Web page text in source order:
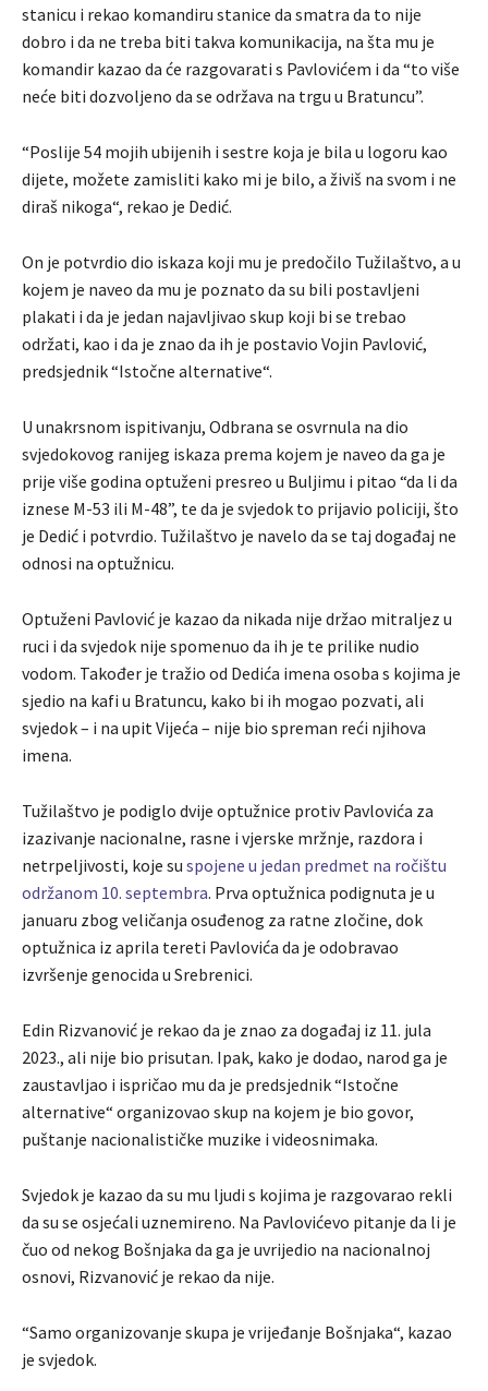
stanicu i rekao komandiru stanice da smatra da to nije
dobro i da ne treba biti takva komunikacija, na šta mu je
komandir kazao da će razgovarati s Pavlovićem i da “to više
neće biti dozvoljeno da se održava na trgu u Bratuncu”.
“Poslije 54 mojih ubijenih i sestre koja je bila u logoru kao
dijete, možete zamisliti kako mi je bilo, a živiš na svom i ne
diraš nikoga“, rekao je Dedić.
On je potvrdio dio iskaza koji mu je predočilo Tužilaštvo, a u
kojem je naveo da mu je poznato da su bili postavljeni
plakati i da je jedan najavljivao skup koji bi se trebao
održati, kao i da je znao da ih je postavio Vojin Pavlović,
predsjednik “Istočne alternative“.
U unakrsnom ispitivanju, Odbrana se osvrnula na dio
svjedokovog ranijeg iskaza prema kojem je naveo da ga je
prije više godina optuženi presreo u Buljimu i pitao “da li da
iznese M-53 ili M-48”, te da je svjedok to prijavio policiji, što
je Dedić i potvrdio. Tužilaštvo je navelo da se taj događaj ne
odnosi na optužnicu.
Optuženi Pavlović je kazao da nikada nije držao mitraljez u
ruci i da svjedok nije spomenuo da ih je te prilike nudio
vodom. Također je tražio od Dedića imena osoba s kojima je
sjedio na kafi u Bratuncu, kako bi ih mogao pozvati, ali
svjedok – i na upit Vijeća – nije bio spreman reći njihova
imena.
Tužilaštvo je podiglo dvije optužnice protiv Pavlovića za
izazivanje nacionalne, rasne i vjerske mržnje, razdora i
netrpeljivosti, koje su spojene u jedan predmet na ročištu
održanom 10. septembra. Prva optužnica podignuta je u
januaru zbog veličanja osuđenog za ratne zločine, dok
optužnica iz aprila tereti Pavlovića da je odobravao
izvršenje genocida u Srebrenici.
Edin Rizvanović je rekao da je znao za događaj iz 11. jula
2023., ali nije bio prisutan. Ipak, kako je dodao, narod ga je
zaustavljao i ispričao mu da je predsjednik “Istočne
alternative“ organizovao skup na kojem je bio govor,
puštanje nacionalističke muzike i videosnimaka.
Svjedok je kazao da su mu ljudi s kojima je razgovarao rekli
da su se osjećali uznemireno. Na Pavlovićevo pitanje da li je
čuo od nekog Bošnjaka da ga je uvrijedio na nacionalnoj
osnovi, Rizvanović je rekao da nije.
“Samo organizovanje skupa je vrijeđanje Bošnjaka“, kazao
je svjedok.